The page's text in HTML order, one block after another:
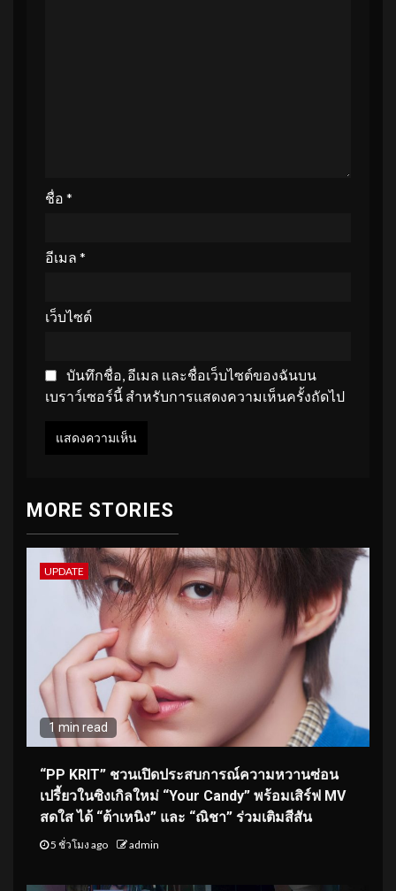
ชื่อ *
อีเมล *
เว็บไซต์
บันทึกชื่อ, อีเมล และชื่อเว็บไซต์ของฉันบน
เบราว์เซอร์นี้ สำหรับการแสดงความเห็นครั้งถัดไป
MORE STORIES
UPDATE
1 min read
“PP KRIT” ชวนเปิดประสบการณ์ความหวานซ่อน
เปรี้ยวในซิงเกิลใหม่ “Your Candy” พร้อมเสิร์ฟ MV
สดใส ได้ “ต้าเหนิง” และ “ณิชา” ร่วมเติมสีสัน
5 ชั่วโมง ago admin